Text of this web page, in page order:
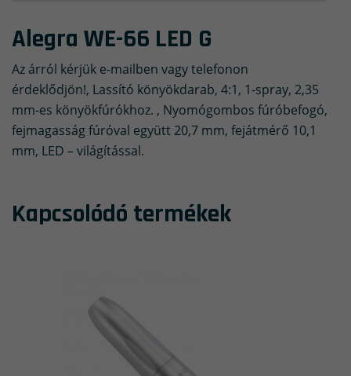
Alegra WE-66 LED G
Az árról kérjük e-mailben vagy telefonon
érdeklődjön!, Lassító könyökdarab, 4:1, 1-spray, 2,35
mm-es könyökfúrókhoz. , Nyomógombos fúróbefogó,
fejmagasság fúróval együtt 20,7 mm, fejátmérő 10,1
mm, LED – világítással.
Kapcsolódó termékek